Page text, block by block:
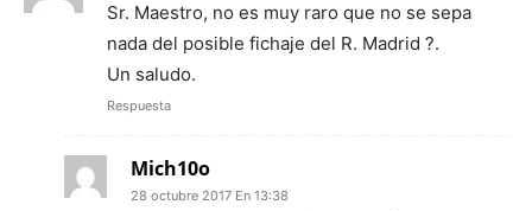
Sr. Maestro, no es muy raro que no se sepa
nada del posible fichaje del R. Madrid ?.
Un saludo.
Respuesta
Mich10o
28 octubre 2017 En 13:38